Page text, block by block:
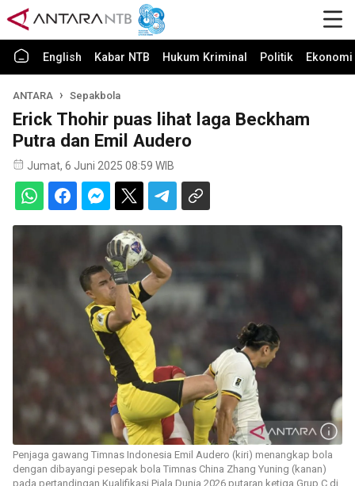
English Kabar NTB Hukum Kriminal Politik
ANTARA Sepakbola
Erick Thohir puas lihat laga Beckham
Putra dan Emil Audero
Jumat, 6 Juni 2025 08:59 WIB
Penjaga gawang Timnas Indonesia Emil Audero (kiri) menangkap bola
dengan dibayangi pesepak bola Timnas China Zhang Yuning (kanan)
pada pertandingan Kualifikasi Piala Dunia 2026 putaran ketiga Grup C di